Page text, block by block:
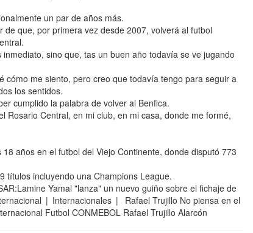
un par de años más.
que, por primera vez desde 2007, volverá al futbol
sino que, tas un buen año todavía se ve jugando
cómo me siento, pero creo que todavía tengo para seguir a
los sentidos.
cumplido la palabra de volver al Benfica.
Central, en mi club, en mi casa, donde me formé,
años en el futbol del Viejo Continente, donde disputó 773
títulos incluyendo una Champions League.
Yamal "lanza" un nuevo guiño sobre el fichaje de
| Internacionales | Rafael Trujillo No piensa en el
Futbol CONMEBOL Rafael Trujillo Alarcón